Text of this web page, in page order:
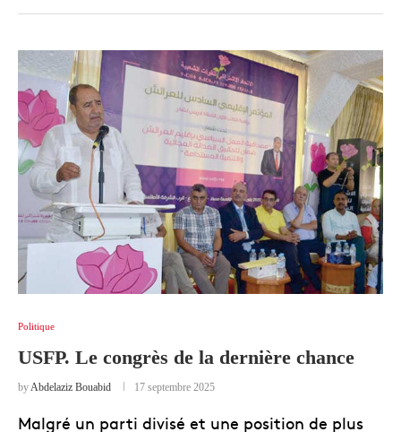
Politique
USFP. Le congrès de la dernière chance
byAbdelaziz Bouabid 17 septembre 2025
Malgré un parti divisé et une position de plus